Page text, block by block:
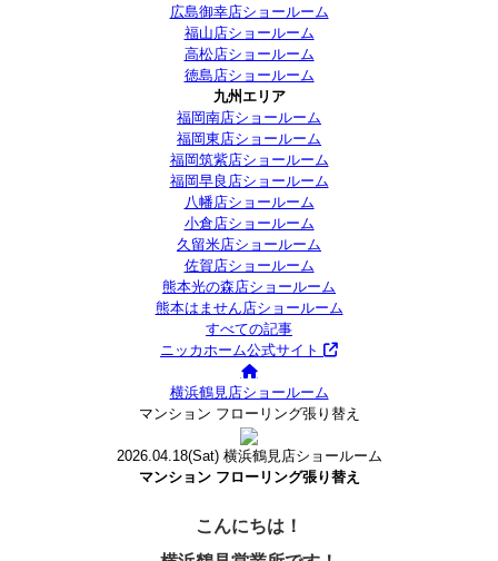
広島御幸店ショールーム
福山店ショールーム
高松店ショールーム
徳島店ショールーム
九州エリア
福岡南店ショールーム
福岡東店ショールーム
福岡筑紫店ショールーム
福岡早良店ショールーム
八幡店ショールーム
小倉店ショールーム
久留米店ショールーム
佐賀店ショールーム
熊本光の森店ショールーム
熊本はません店ショールーム
すべての記事
ニッカホーム公式サイト
横浜鶴見店ショールーム
マンション フローリング張り替え
2026.04.18(Sat)横浜鶴見店ショールーム
マンション フローリング張り替え
こんにちは！